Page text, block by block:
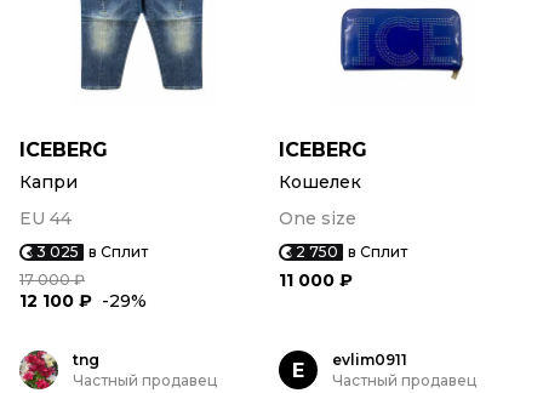
ICEBERG
Капри
EU 44
3 025 в Сплит
17 000 ₽
12 100 ₽ -29%
ICEBERG
Кошелек
One size
2 750 в Сплит
11 000 ₽
tng
Частный продавец
E
evlim0911
Частный продавец